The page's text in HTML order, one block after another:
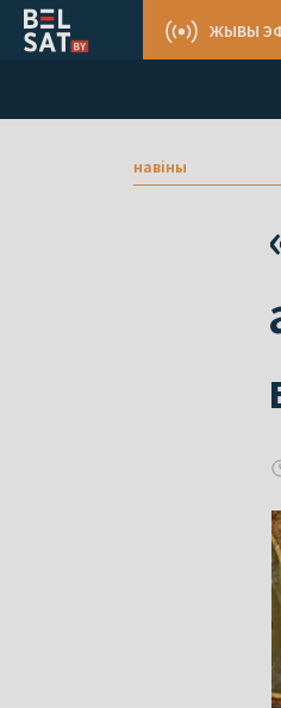
ЖЫВЫ
навіны